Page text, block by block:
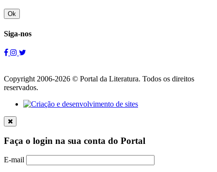
Ok
Siga-nos
Copyright 2006-2026 © Portal da Literatura. Todos os direitos
reservados.
Faça o login na sua conta do Portal
E-mail